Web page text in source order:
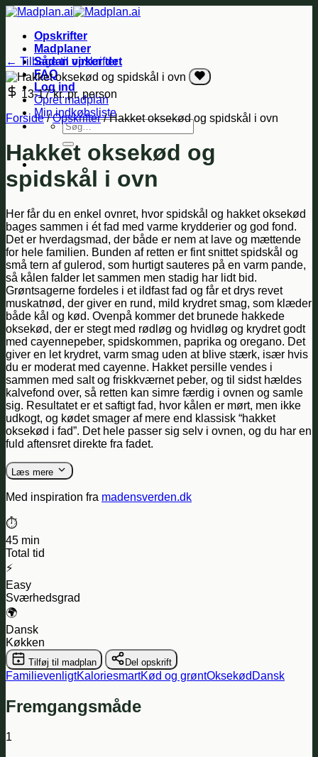
Fortsæt
indholdOpskrifter
Madplaner
Sådan virker det
FAQ
Log ind
Opret madplan
Min indkøbsliste
Søg
efter:
← Tilbage til opskrifter
13-17 kr. pr. person
Forside/Opskrifter/Hakket oksekød og spidskål i ovn
Hakket oksekød og
spidskål i ovn
Her får du en enkel ovnret, hvor spidskål og hakket oksekød
bages sammen i ét fad med varme krydderier og god fond.
Det er hverdagsmad, der både er nem at lave og mættende
for hele familien. Bunden af retten er fint snittet spidskål og
små tern af gulerod, som hurtigt sauteres på en varm pande,
så kålen falder let sammen men stadig har lidt bid.
Grøntsagerne fordeles i et ildfast fad og får et drys revet
muskatnød, der giver en rund, mild krydret smag, som klæder
både kål og kød. Ovenpå kommer det brunede hakkede
oksekød, der er stegt med rødløg og hvidløg og krydret godt
med cayennepeber, spidskommen, paprika og oregano. Det
giver en let krydret, varm smag uden at blive stærk, især hvis
du er moderat med cayenne. Hakket persille vendes i
sammen med salt og friskkværnet peber, og til sidst hældes
kalvefond over, så retten kan simre færdig i ovnen og samle
sig. Resultatet er et saftigt fad, hvor kålen er mørt, men ikke
udkogt, og kødet smager af mere end klassisk “hakket
oksekød i fad”. Det hele passer sig selv i ovnen, og du har en
fuld aftensret direkte fra fadet.
Læs mere
Med inspiration fra madensverden.dk
⏱️
45 min
Total tid
⚡
Easy
Sværhedsgrad
🌍
Dansk
Køkken
Tilføj til madplan Del opskrift
FamilievenligtKaloriesmartKød og grøntOksekød Dansk
Fremgangsmåde
1